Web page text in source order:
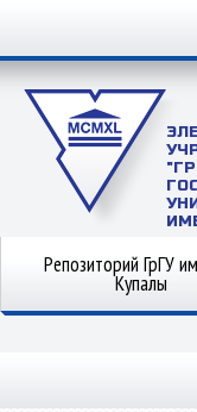
Репозиторий ГрГУ
Купалы